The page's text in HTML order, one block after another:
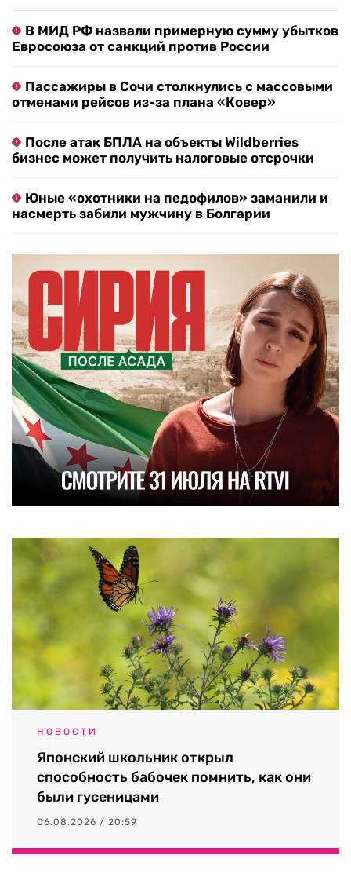
В МИД РФ назвали примерную сумму убытков
Евросоюза от санкций против России
Пассажиры в Сочи столкнулись с массовыми
отменами рейсов из-за плана «Ковер»
После атак БПЛА на объекты Wildberries
бизнес может получить налоговые отсрочки
Юные «охотники на педофилов» заманили и
насмерть забили мужчину в Болгарии
НОВОСТИ
Японский школьник открыл
способность бабочек помнить, как они
были гусеницами
06.08.2026 / 20:59